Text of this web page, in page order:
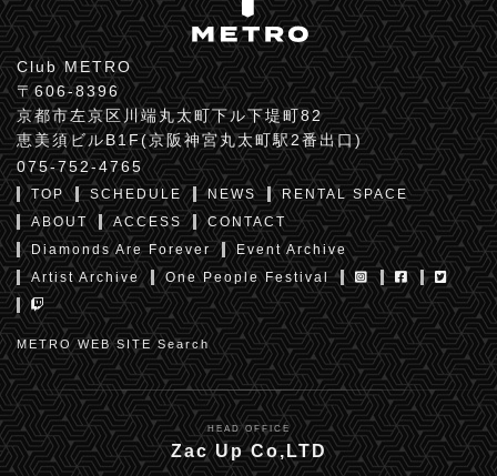
Club METRO
〒606-8396
京都市左京区川端丸太町下ル下堤町82
恵美須ビルB1F(京阪神宮丸太町駅2番出口)
075-752-4765
TOP SCHEDULE NEWS
RENTAL SPACE
ABOUT
ACCESS
CONTACT
Diamonds Are Forever
Event Archive
Artist Archive
One People Festival
METRO WEB SITE Search
HEAD OFFICE
Zac Up Co,LTD